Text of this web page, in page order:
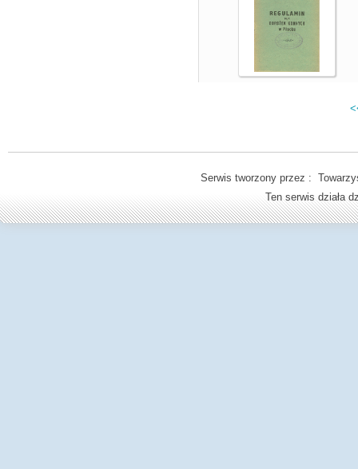
Serwis tworzony przez :
Ten serwis działa